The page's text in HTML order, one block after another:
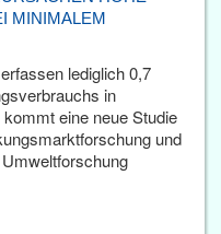
MINIMALEM
lediglich 0,7
in
eine neue Studie
und